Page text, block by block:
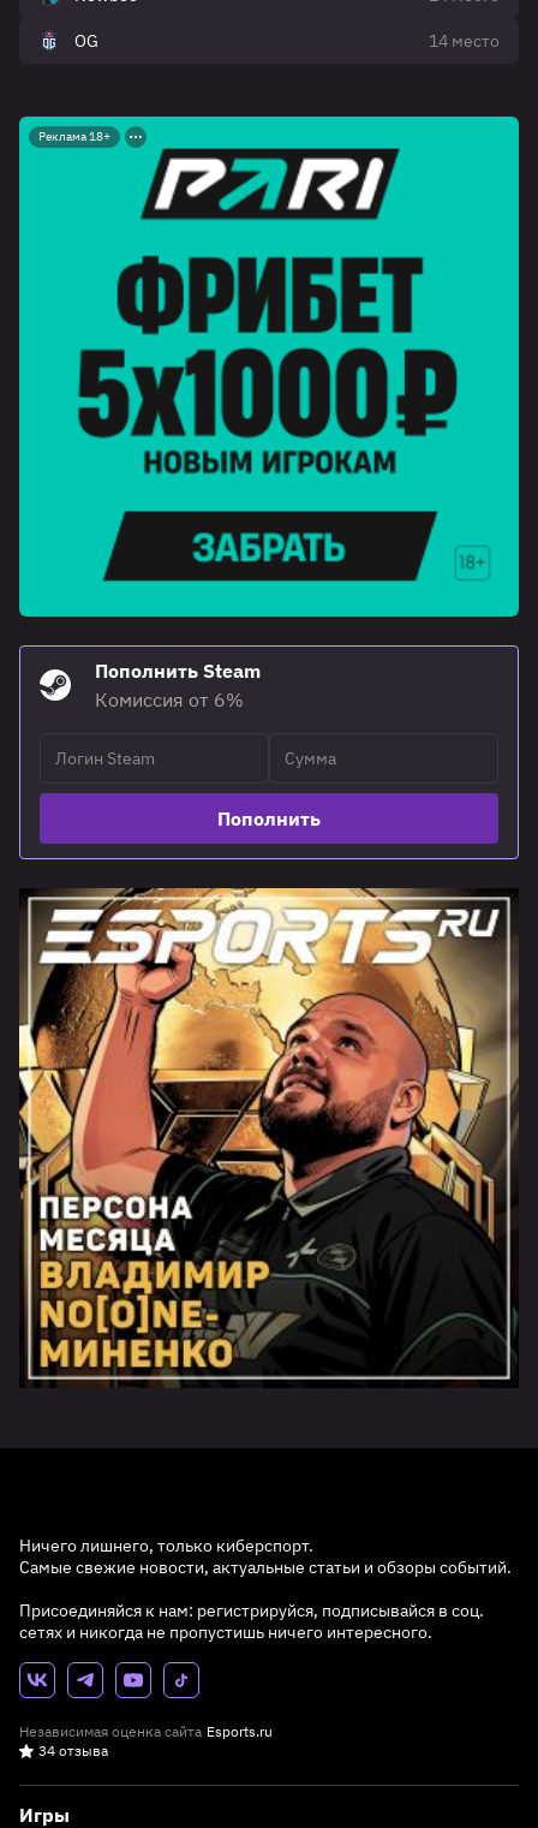
OG 14 место
Реклама 18+
Пополнить Steam
Комиссия от 6%
Пополнить
Ничего лишнего, только киберспорт.
Самые свежие новости, актуальные статьи и обзоры событий.
Присоединяйся к нам: регистрируйся, подписывайся в соц.
сетях и никогда не пропустишь ничего интересного.
Независимая оценка сайта Esports.ru
34 отзыва
Игры